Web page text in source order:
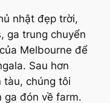
nhật đẹp trời,
ga trung chuyển
Melbourne để
Sau hơn
tàu, chúng tôi
ga đón về farm.